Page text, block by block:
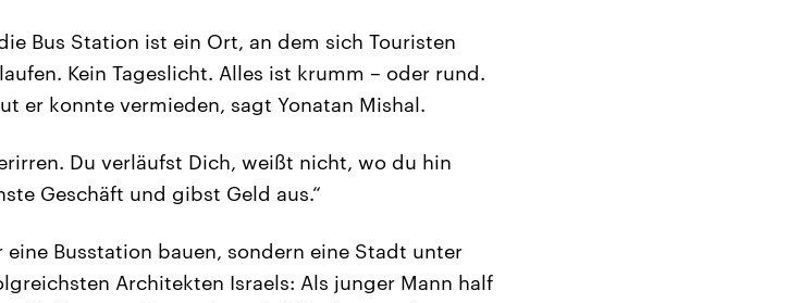
Bus Station ist ein Ort, an dem sich Touristen
Kein Tageslicht. Alles ist krumm – oder rund.
er konnte vermieden, sagt Yonatan Mishal.
Du verläufst Dich, weißt nicht, wo du hin
Geschäft und gibst Geld aus.“
Busstation bauen, sondern eine Stadt unter
Architekten Israels: Als junger Mann half